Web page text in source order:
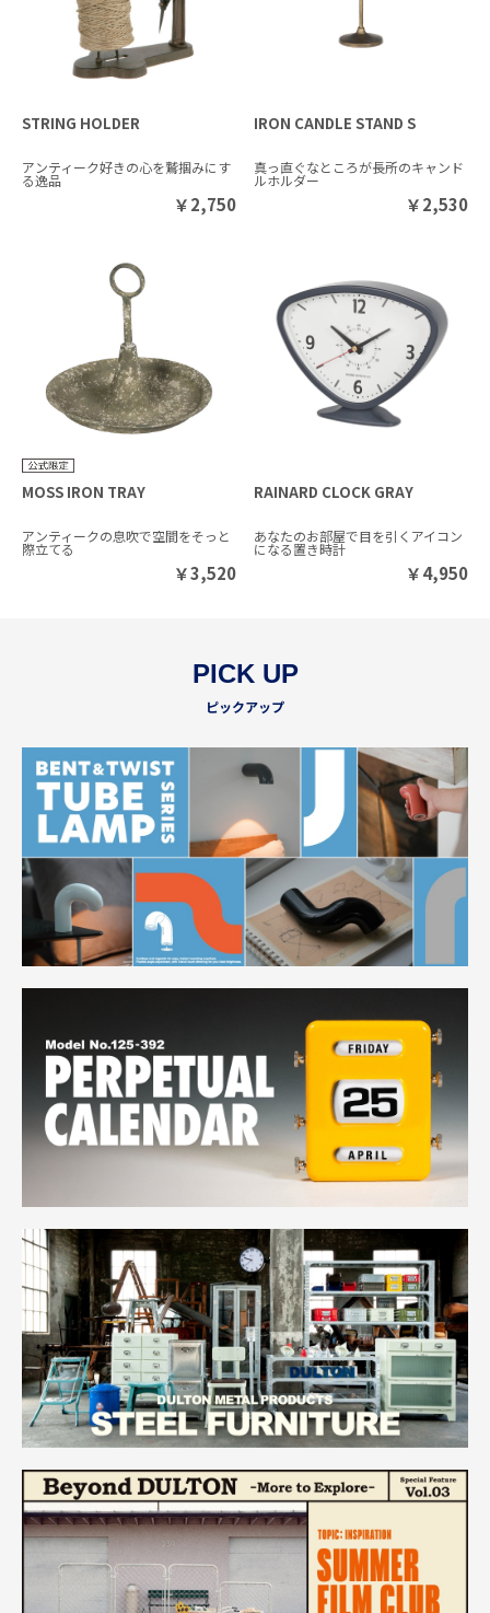
STRING HOLDER
アンティーク好きの心を鷲掴みにす
る逸品
￥2,750
IRON CANDLE STAND S
真っ直ぐなところが長所のキャンド
ルホルダー
￥2,530
MOSS IRON TRAY
アンティークの息吹で空間をそっと
際立てる
￥3,520
RAINARD CLOCK GRAY
あなたのお部屋で目を引くアイコン
になる置き時計
￥4,950
PICK UP
ピックアップ